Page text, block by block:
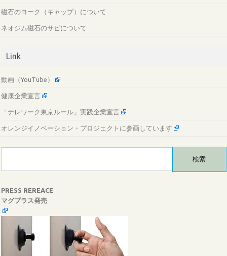
磁石のヨーク（キャップ）について
ネオジム磁石のサビについて
Link
動画（YouTube）
健康企業宣言
「テレワーク東京ルール」実践企業宣言
オレンジイノベーション・プロジェクトに参画しています
PRESS REREACE
マグプラス発売